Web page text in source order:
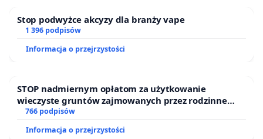
Stop podwyżce akcyzy dla branży vape
1 396 podpisów
Informacja o przejrzystości
STOP nadmiernym opłatom za użytkowanie
wieczyste gruntów zajmowanych przez rodzinne
ogrody działkowe.
766 podpisów
Informacja o przejrzystości